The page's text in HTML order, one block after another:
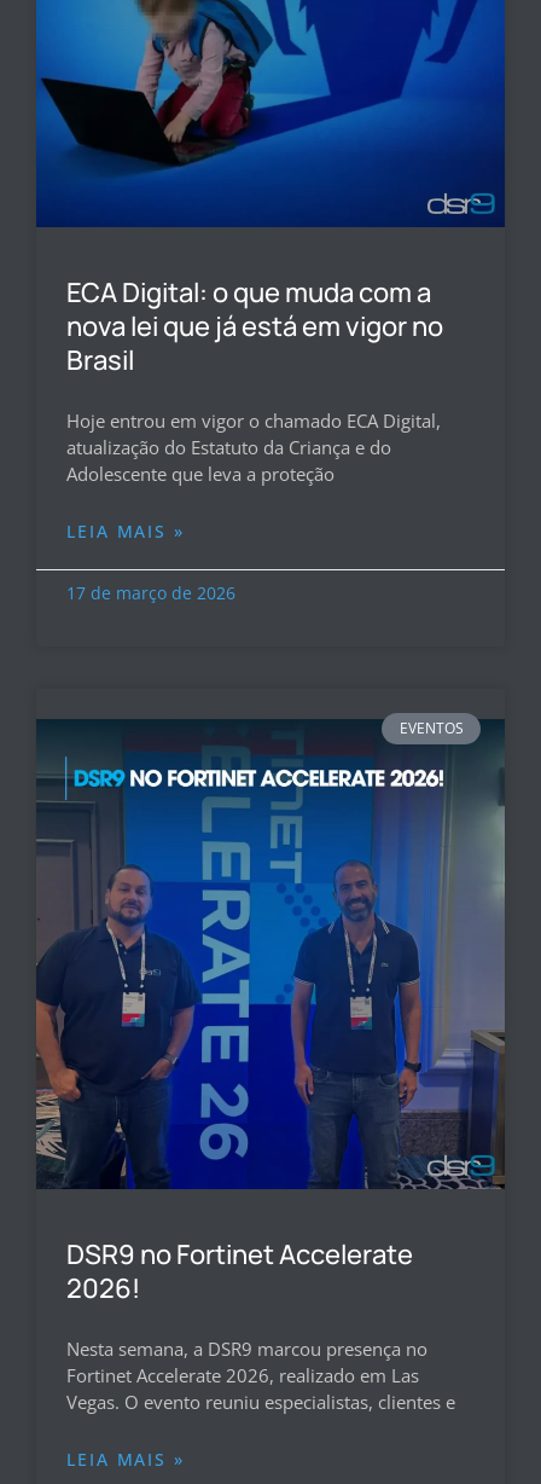
ECA Digital: o que muda com a
nova lei que já está em vigor no
Brasil
Hoje entrou em vigor o chamado ECA Digital,
atualização do Estatuto da Criança e do
Adolescente que leva a proteção
LEIA MAIS »
17 de março de 2026
EVENTOS
DSR9 no Fortinet Accelerate
2026!
Nesta semana, a DSR9 marcou presença no
Fortinet Accelerate 2026, realizado em Las
Vegas. O evento reuniu especialistas, clientes e
LEIA MAIS »